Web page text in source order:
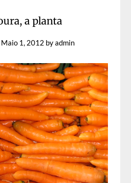
a planta
Maio 1, 2012 byadmin